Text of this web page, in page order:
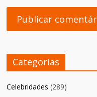
Categorias
Celebridades (289)